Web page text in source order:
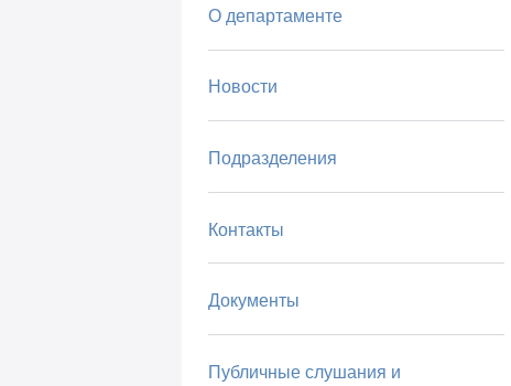
О департаменте
Новости
Подразделения
Контакты
Документы
Публичные слушания и